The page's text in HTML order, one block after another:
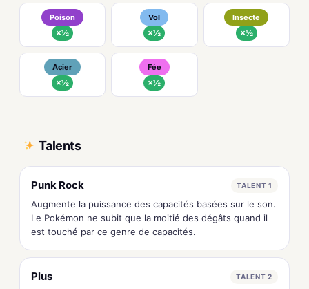
Poison
×½
Vol
×½
Insecte
×½
Acier
×½
Fée
×½
Talents
Punk Rock TALENT 1
Augmente la puissance des capacités basées sur le son.
Le Pokémon ne subit que la moitié des dégâts quand il
est touché par ce genre de capacités.
Plus TALENT 2